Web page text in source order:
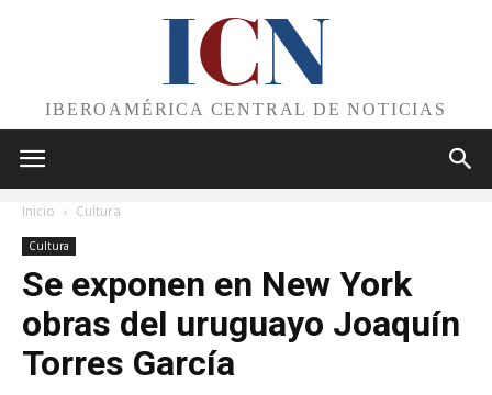
ICN
IBEROAMÉRICA CENTRAL DE NOTICIAS
Inicio Cultura
Cultura
Se exponen en New York
obras del uruguayo Joaquín
Torres García